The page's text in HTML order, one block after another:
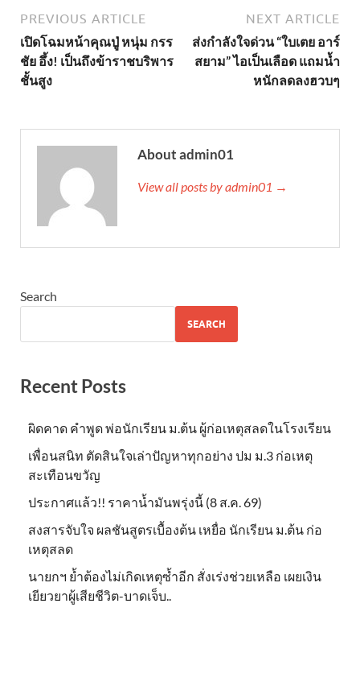
PREVIOUS ARTICLE
เปิดโฉมหน้าคุณปู่ หนุ่ม กรร
ชัย อึ้ง! เป็นถึงข้าราชบริพาร
ชั้นสูง
NEXT ARTICLE
ส่งกำลังใจด่วน “ใบเตย อาร์
สยาม” ไอเป็นเลือด แถมน้ำ
หนักลดลงฮวบๆ
About admin01
View all posts by admin01 →
Search
SEARCH
Recent Posts
ผิดคาด คำพูด พ่อนักเรียน ม.ต้น ผู้ก่อเหตุสลดในโรงเรียน
เพื่อนสนิท ตัดสินใจเล่าปัญหาทุกอย่าง ปม ม.3 ก่อเหตุ
สะเทือนขวัญ
ประกาศแล้ว!! ราคาน้ำมันพรุ่งนี้ (8 ส.ค. 69)
สงสารจับใจ ผลชันสูตรเบื้องต้น เหยื่อ นักเรียน ม.ต้น ก่อ
เหตุสลด
นายกฯ ย้ำต้องไม่เกิดเหตุซ้ำอีก สั่งเร่งช่วยเหลือ เผยเงิน
เยียวยาผู้เสียชีวิต-บาดเจ็บ..